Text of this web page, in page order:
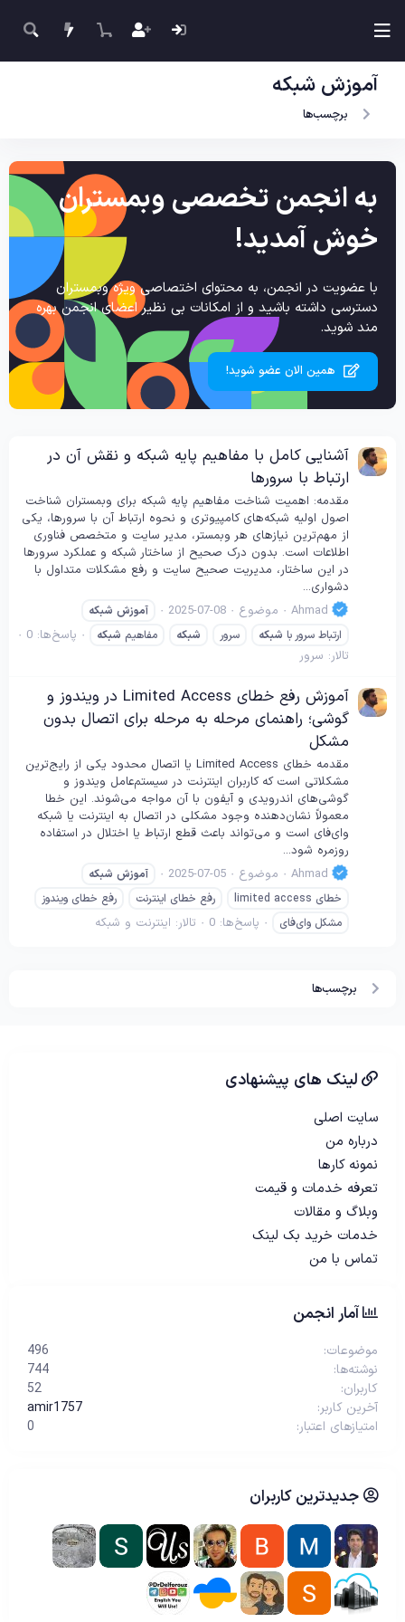
آموزش شبکه
برچسب‌ها
به انجمن تخصصی وبمستران
خوش آمدید!
با عضویت در انجمن، به محتوای اختصاصی ویژه وبمستران
دسترسی داشته باشید و از امکانات بی نظیر اعضای انجمن بهره
مند شوید.
همین الان عضو شوید!
آشنایی کامل با مفاهیم پایه شبکه و نقش آن در
ارتباط با سرورها
مقدمه: اهمیت شناخت مفاهیم پایه شبکه برای وبمستران شناخت
اصول اولیه شبکه‌های کامپیوتری و نحوه ارتباط آن با سرورها، یکی
از مهم‌ترین نیازهای هر وبمستر، مدیر سایت و متخصص فناوری
اطلاعات است. بدون درک صحیح از ساختار شبکه و عملکرد سرورها
در این ساختار، مدیریت صحیح سایت و رفع مشکلات متداول با
دشواری...
Ahmad
موضوع 2025-07-08 آموزش شبکه
ارتباط سرور با شبکه سرور شبکه مفاهیم شبکه
پاسخ‌ها: 0
تالار: سرور
آموزش رفع خطای Limited Access در ویندوز و
گوشی؛ راهنمای مرحله به مرحله برای اتصال بدون
مشکل
مقدمه خطای Limited Access یا اتصال محدود یکی از رایج‌ترین
مشکلاتی است که کاربران اینترنت در سیستم‌عامل ویندوز و
گوشی‌های اندرویدی و آیفون با آن مواجه می‌شوند. این خطا
معمولاً نشان‌دهنده وجود مشکلی در اتصال به اینترنت یا شبکه
وای‌فای است و می‌تواند باعث قطع ارتباط یا اختلال در استفاده
روزمره شود...
Ahmad
موضوع 2025-07-05 آموزش شبکه
خطای limited access
رفع خطای اینترنت
رفع خطای ویندوز
مشکل وای‌فای
پاسخ‌ها: 0 تالار: اینترنت و شبکه
برچسب‌ها
لینک های پیشنهادی
سایت اصلی
درباره من
نمونه کارها
تعرفه خدمات و قیمت
وبلاگ و مقالات
خدمات خرید بک لینک
تماس با من
آمار انجمن
موضوعات
496
نوشته‌ها
744
کاربران
52
آخرین کاربر
amir1757
امتیازهای اعتبار
0
جدیدترین کاربران